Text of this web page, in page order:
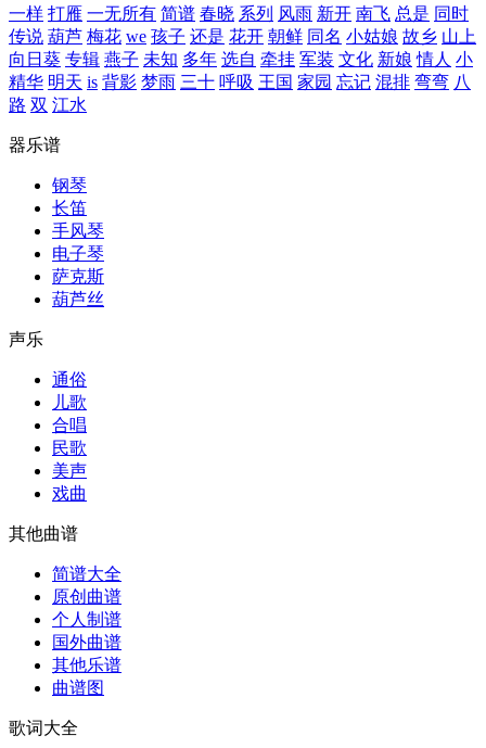
一样 打雁 一无所有 简谱 春晓 系列 风雨 新开 南飞 总是 同时
传说 葫芦 梅花 we 孩子 还是 花开 朝鲜 同名 小姑娘 故乡 山上
向日葵 专辑 燕子 未知 多年 选自 牵挂 军装 文化 新娘 情人 小
精华 明天 is 背影 梦雨 三十 呼吸 王国 家园 忘记 混排 弯弯 八
路 双 江水
器乐谱
钢琴
长笛
手风琴
电子琴
萨克斯
葫芦丝
声乐
通俗
儿歌
合唱
民歌
美声
戏曲
其他曲谱
简谱大全
原创曲谱
个人制谱
国外曲谱
其他乐谱
曲谱图
歌词大全